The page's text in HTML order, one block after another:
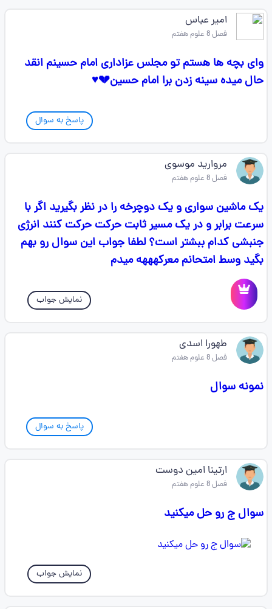
امیر عباس
فصل 8 علوم هفتم
وای بچه ها هستم تو مجلس عزاداری امام حسینم انقد
حال میده سینه زدن برا امام حسین💔♥️
پاسخ به سوال
مروارید موسوی
فصل 8 علوم هفتم
یک ماشین سواری و یک دوچرخه را در نظر بگیرید اگر با
سرعت برابر و در یک مسیر ثابت حرکت حرکت کنند انرژی
جنبشی کدام ببشتر است؟ لطفا جواب این سوال رو بهم
بگید وسط امتحانم معرکهههه میدم
نمایش جواب
طهورا اسدی
فصل 8 علوم هفتم
نمونه سوال
پاسخ به سوال
ارتینا امین دوست
فصل 8 علوم هفتم
سوال ج رو حل میکنید
نمایش جواب